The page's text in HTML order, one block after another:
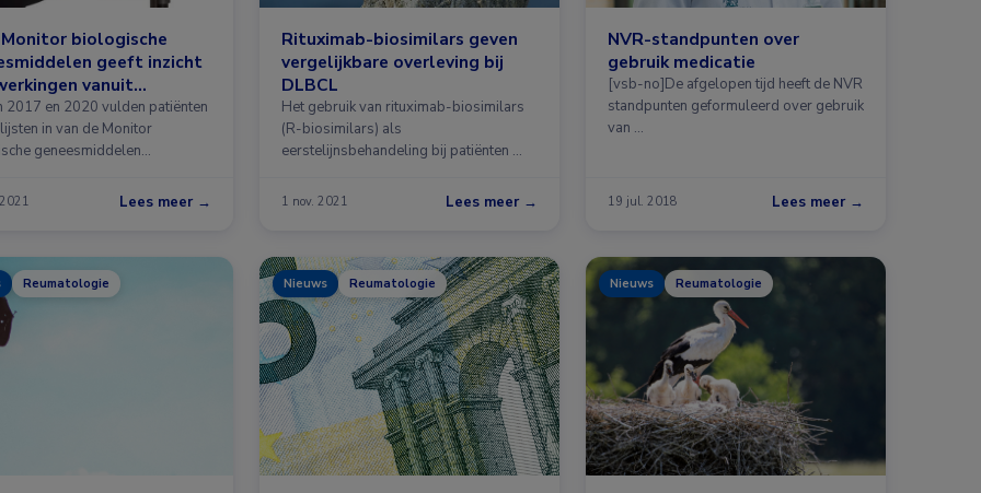
biologische
geeft inzicht
vanuit
2017 en 2020 vulden patiënten
in van de Monitor
geneesmiddelen
Lees meer →
Rituximab-biosimilars geven
vergelijkbare overleving bij
DLBCL
Het gebruik van rituximab-biosimilars
(R-biosimilars) als
eerstelijnsbehandeling bij patiënten …
1 nov. 2021 Lees meer →
NVR-standpunten over
gebruik medicatie
[vsb-no]De afgelopen tijd heeft de NVR
standpunten geformuleerd over gebruik
van …
19 jul. 2018 Lees meer →
Reumatologie Nieuws Reumatologie Nieuws Reumatologie